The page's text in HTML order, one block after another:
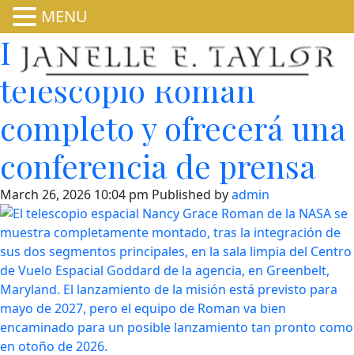
La NASA presentará el
telescopio Roman
completo y ofrecerá una
conferencia de prensa
March 26, 2026 10:04 pm Published byadmin
MENU